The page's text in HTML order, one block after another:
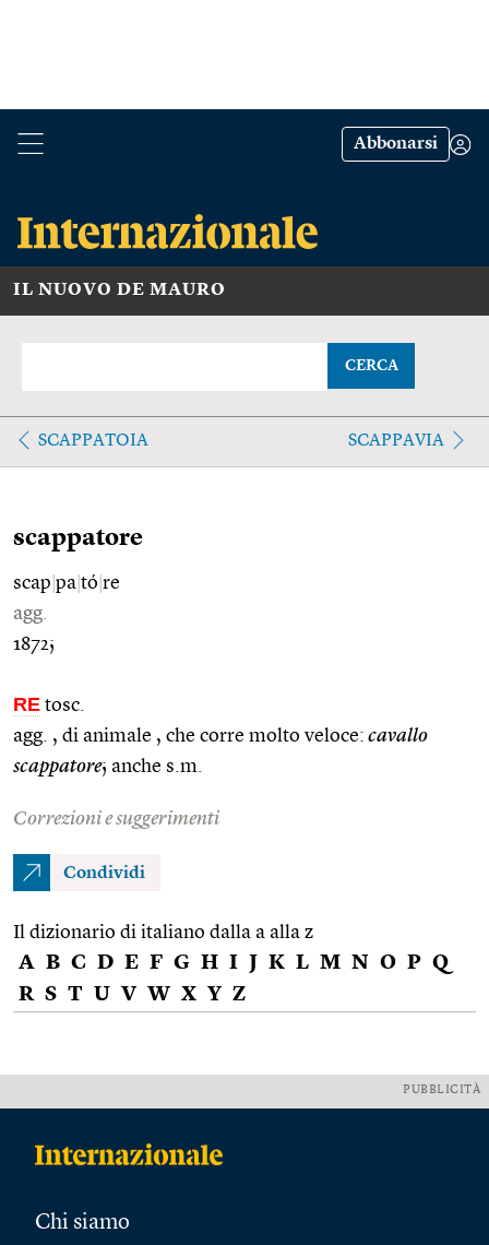
Abbonarsi
IL NUOVO DE MAURO
CERCA
SCAPPATOIA SCAPPAVIA
scappatore
scap pa tó re
agg.
1872;
RE tosc.
agg. , di animale , che corre molto veloce: cavallo
scappatore; anche s.m.
Correzioni e suggerimenti
Condividi
Il dizionario di italiano dalla a alla z
A B C D E F G H I J K L M N O P Q
R S T U V W X Y Z
PUBBLICITÀ
Chi siamo